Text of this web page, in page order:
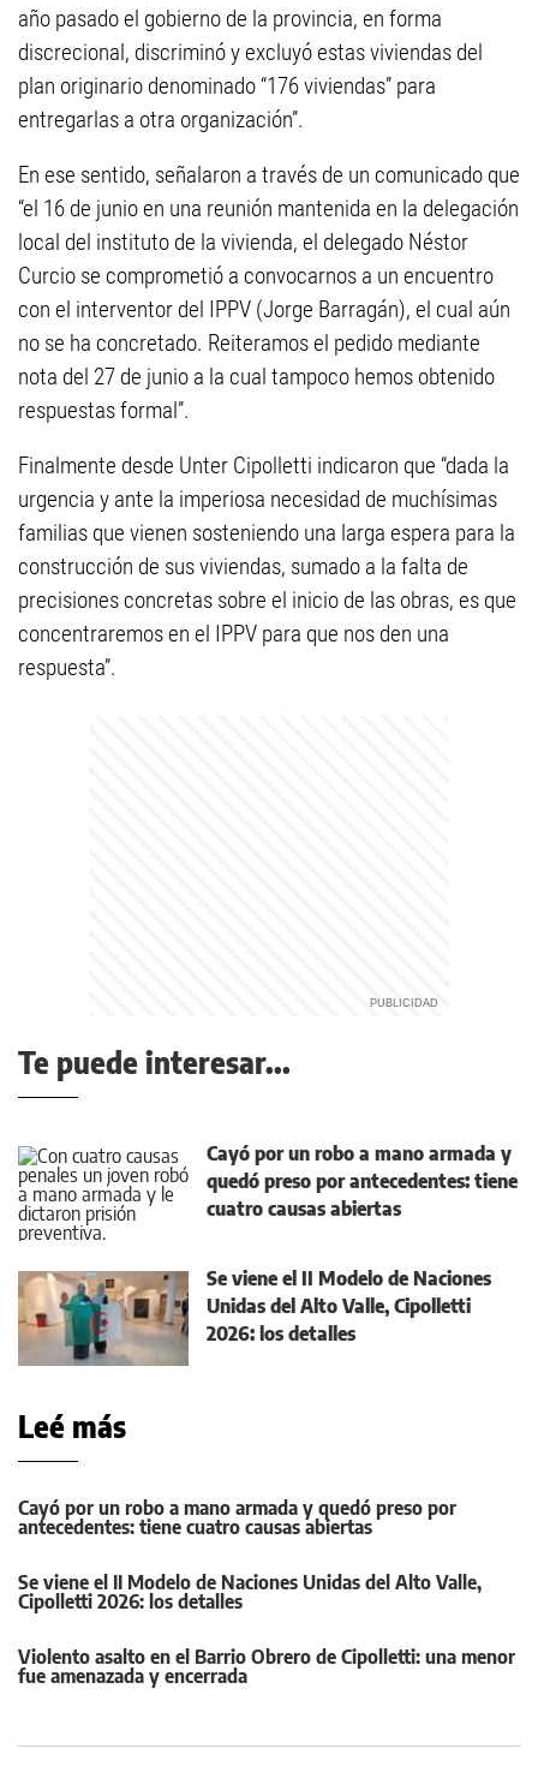
año pasado el gobierno de la provincia, en forma
discrecional, discriminó y excluyó estas viviendas del
plan originario denominado “176 viviendas” para
entregarlas a otra organización”.
En ese sentido, señalaron a través de un comunicado que
“el 16 de junio en una reunión mantenida en la delegación
local del instituto de la vivienda, el delegado Néstor
Curcio se comprometió a convocarnos a un encuentro
con el interventor del IPPV (Jorge Barragán), el cual aún
no se ha concretado. Reiteramos el pedido mediante
nota del 27 de junio a la cual tampoco hemos obtenido
respuestas formal”.
Finalmente desde Unter Cipolletti indicaron que “dada la
urgencia y ante la imperiosa necesidad de muchísimas
familias que vienen sosteniendo una larga espera para la
construcción de sus viviendas, sumado a la falta de
precisiones concretas sobre el inicio de las obras, es que
concentraremos en el IPPV para que nos den una
respuesta”.
Te puede interesar...
Cayó por un robo a mano armada y
quedó preso por antecedentes: tiene
cuatro causas abiertas
Se viene el II Modelo de Naciones
Unidas del Alto Valle, Cipolletti
2026: los detalles
Leé más
Cayó por un robo a mano armada y quedó preso por
antecedentes: tiene cuatro causas abiertas
Se viene el II Modelo de Naciones Unidas del Alto Valle,
Cipolletti 2026: los detalles
Violento asalto en el Barrio Obrero de Cipolletti: una menor
fue amenazada y encerrada